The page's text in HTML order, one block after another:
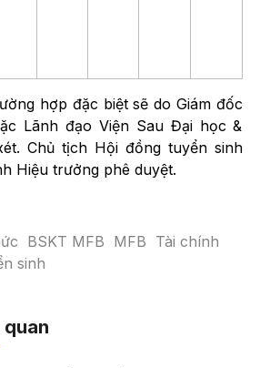
hợp đặc biệt sẽ do Giám đốc
Lãnh đạo Viện Sau Đại học &
Chủ tịch Hội đồng tuyển sinh
Hiệu trưởng phê duyệt.
BSKT MFB MFB Tài chính
sinh
quan